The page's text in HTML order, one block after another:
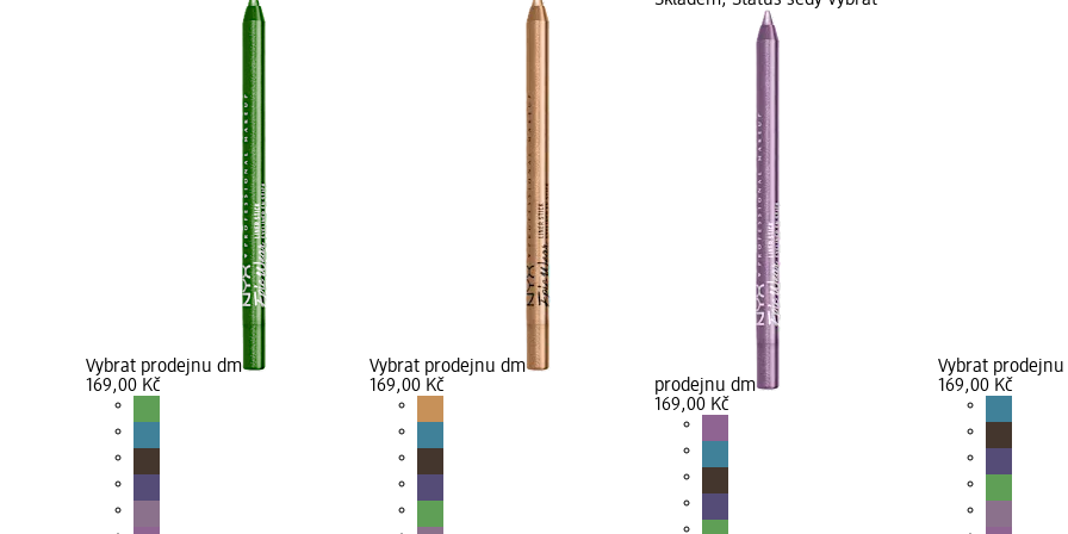
Vybrat prodejnu dm
169,00 Kč
Vybrat prodejnu dm
169,00 Kč
prodejnu dm
169,00 Kč
Vybrat prodejnu
169,00 Kč